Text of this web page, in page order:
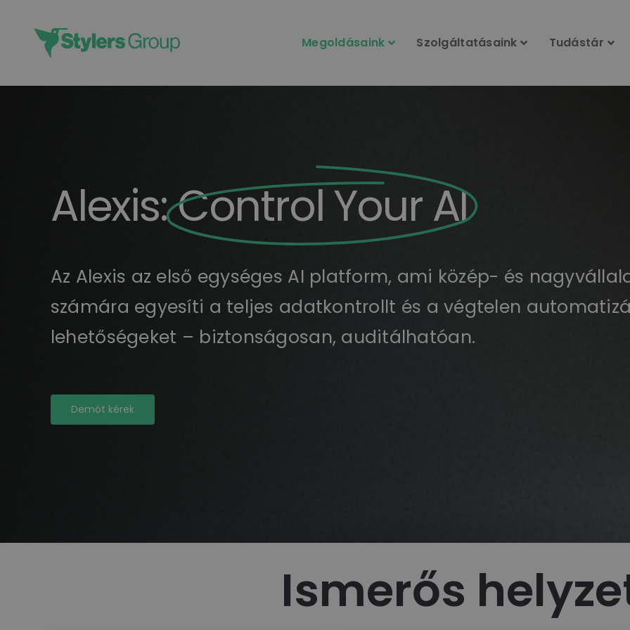
content
Megoldásaink Szolgáltatásaink Tudástár
Alexis:Control Your AI
Az Alexis az első egységes AI platform, ami közép- és
számára egyesíti a teljes adatkontrollt és a végtelen
lehetőségeket – biztonságosan, auditálhatóan.
Demót kérek
Ismerős